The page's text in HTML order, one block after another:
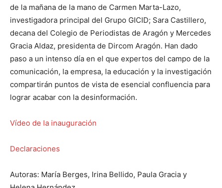
de la mañana de la mano de Carmen Marta-Lazo,
investigadora principal del Grupo GICID; Sara Castillero,
decana del Colegio de Periodistas de Aragón y Mercedes
Gracia Aldaz, presidenta de Dircom Aragón. Han dado
paso a un intenso día en el que expertos del campo de la
comunicación, la empresa, la educación y la investigación
compartirán puntos de vista de esencial confluencia para
lograr acabar con la desinformación.
Vídeo de la inauguración
Declaraciones
Autoras: María Berges, Irina Bellido, Paula Gracia y